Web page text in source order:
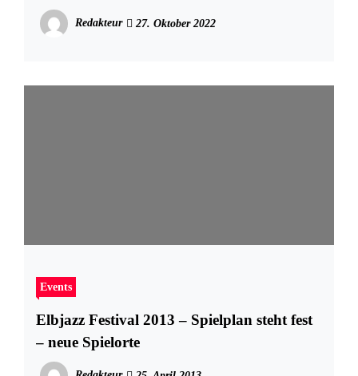
Redakteur 27. Oktober 2022
Events
Elbjazz Festival 2013 – Spielplan steht fest
– neue Spielorte